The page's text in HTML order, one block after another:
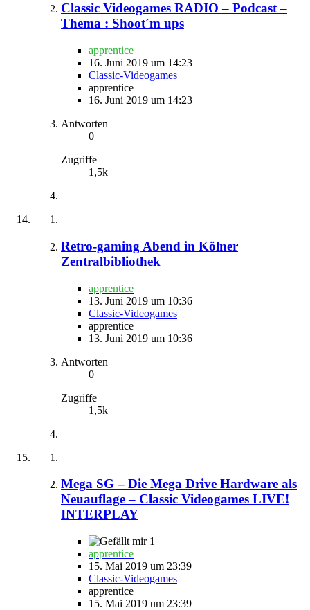
Classic Videogames RADIO – Podcast –
Thema : Shoot´m ups
apprentice
16. Juni 2019 um 14:23
Classic-Videogames
apprentice
16. Juni 2019 um 14:23
Antworten
0
Zugriffe
1,5k
Retro-gaming Abend in Kölner
Zentralbibliothek
apprentice
13. Juni 2019 um 10:36
Classic-Videogames
apprentice
13. Juni 2019 um 10:36
Antworten
0
Zugriffe
1,5k
Mega SG – Die Mega Drive Hardware als
Neuauflage – Classic Videogames LIVE!
INTERPLAY
1
apprentice
15. Mai 2019 um 23:39
Classic-Videogames
apprentice
15. Mai 2019 um 23:39